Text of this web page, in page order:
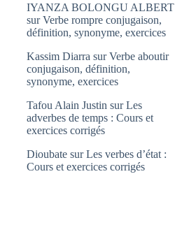
IYANZA BOLONGU ALBERT
surVerbe rompre conjugaison,
définition, synonyme, exercices
Kassim Diarra surVerbe aboutir
conjugaison, définition,
synonyme, exercices
Tafou Alain Justin surLes
adverbes de temps : Cours et
exercices corrigés
Dioubate surLes verbes d’état :
Cours et exercices corrigés